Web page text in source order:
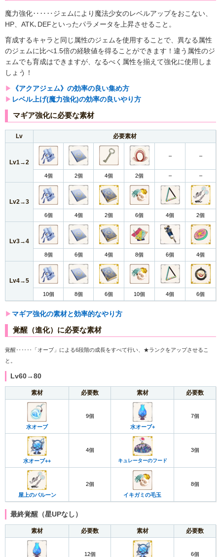
魔力強化‥‥‥ジェムにより魔法少女のレベルアップをおこない、
HP、ATK､DEFといったパラメータを上昇させること。
育成するキャラと同じ属性のジェムを使用することで、異なる属性
のジェムに比べ1.5倍の経験値を得ることができます！違う属性のジ
ェムでも育成はできますが、なるべく属性を揃えて強化に使用しま
しょう！
▶︎
《アクアジェム》の効率の良い集め方
▶︎ レベル上げ(魔力強化)の効率の良いやり方
マギア強化に必要な素材
Lv 必要素材
Lv1→2
– –
4個 2個 4個 2個 – –
Lv2→3
6個 4個 2個 6個 4個 2個
Lv3→4
8個 6個 4個 8個 6個 4個
Lv4→5
10個 8個 6個 10個 4個 6個
▶︎ マギア強化の素材と効率的なやり方
覚醒（進化）に必要な素材
覚醒‥‥‥「オーブ」による6段階の成長をすべて行い、★ランクをアップさせるこ
と。
Lv60→80
素材 必要数 素材 必要数
水オーブ
9個
水オーブ+
7個
水オーブ++
4個
キュレーターのフード
3個
屋上のバルーン
2個
イキガミの毛玉
8個
最終覚醒（星UPなし）
素材 必要数 素材 必要数
12個 6個